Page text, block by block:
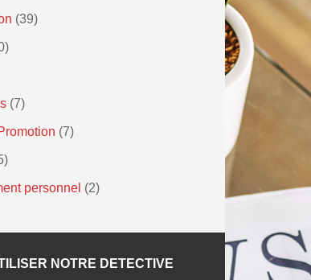
(39)
(7)
(7)
personnel (2)
NOTRE DETECTIVE